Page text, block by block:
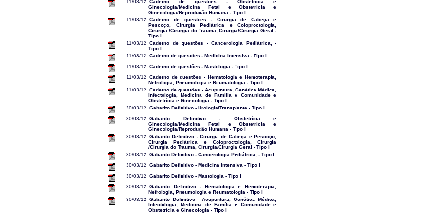
11/03/12
Caderno de questões - Obstetrícia e
Ginecologia/Medicina Fetal e Obstetrícia e
Ginecologia/Reprodução Humana - Tipo I
11/03/12
Caderno de questões - Cirurgia de Cabeça e
Pescoço, Cirurgia Pediátrica e Coloproctologia,
Cirurgia /Cirurgia do Trauma, Cirurgia/Cirurgia Geral -
Tipo I
11/03/12
Caderno de questões - Cancerologia Pediátrica, -
Tipo I
11/03/12
Caderno de questões - Medicina Intensiva - Tipo I
11/03/12
Caderno de questões - Mastologia - Tipo I
11/03/12
Caderno de questões - Hematologia e Hemoterapia,
Nefrologia, Pneumologia e Reumatologia - Tipo I
11/03/12
Caderno de questões - Acupuntura, Genética Médica,
Infectologia, Medicina de Família e Comunidade e
Obstetrícia e Ginecologia - Tipo I
30/03/12
Gabarito Definitivo - Urologia/Transplante - Tipo I
30/03/12
Gabarito Definitivo - Obstetrícia e
Ginecologia/Medicina Fetal e Obstetrícia e
Ginecologia/Reprodução Humana - Tipo I
30/03/12
Gabarito Definitivo - Cirurgia de Cabeça e Pescoço,
Cirurgia Pediátrica e Coloproctologia, Cirurgia
/Cirurgia do Trauma, Cirurgia/Cirurgia Geral - Tipo I
30/03/12
Gabarito Definitivo - Cancerologia Pediátrica, - Tipo I
30/03/12
Gabarito Definitivo - Medicina Intensiva - Tipo I
30/03/12
Gabarito Definitivo - Mastologia - Tipo I
30/03/12
Gabarito Definitivo - Hematologia e Hemoterapia,
Nefrologia, Pneumologia e Reumatologia - Tipo I
30/03/12
Gabarito Definitivo - Acupuntura, Genética Médica,
Infectologia, Medicina de Família e Comunidade e
Obstetrícia e Ginecologia - Tipo I